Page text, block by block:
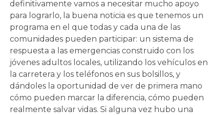
definitivamente vamos a necesitar mucho apoyo
para lograrlo, la buena noticia es que tenemos un
programa en el que todas y cada una de las
comunidades pueden participar: un sistema de
respuesta a las emergencias construido con los
jóvenes adultos locales, utilizando los vehículos en
la carretera y los teléfonos en sus bolsillos, y
dándoles la oportunidad de ver de primera mano
cómo pueden marcar la diferencia, cómo pueden
realmente salvar vidas. Si alguna vez hubo una